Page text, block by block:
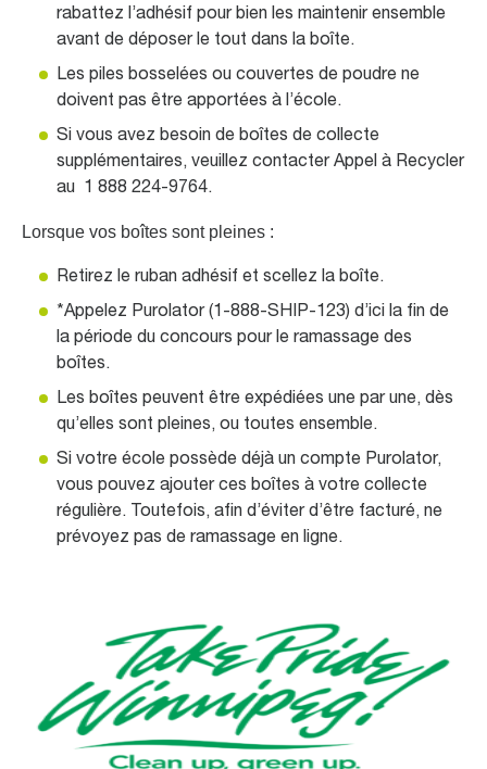
rabattez l’adhésif pour bien les maintenir ensemble
avant de déposer le tout dans la boîte.
Les piles bosselées ou couvertes de poudre ne
doivent pas être apportées à l’école.
Si vous avez besoin de boîtes de collecte
supplémentaires, veuillez contacter Appel à Recycler
au 1 888 224-9764.
Lorsque vos boîtes sont pleines :
Retirez le ruban adhésif et scellez la boîte.
*Appelez Purolator (1-888-SHIP-123) d’ici la fin de
la période du concours pour le ramassage des
boîtes.
Les boîtes peuvent être expédiées une par une, dès
qu’elles sont pleines, ou toutes ensemble.
Si votre école possède déjà un compte Purolator,
vous pouvez ajouter ces boîtes à votre collecte
régulière. Toutefois, afin d’éviter d’être facturé, ne
prévoyez pas de ramassage en ligne.